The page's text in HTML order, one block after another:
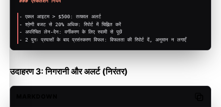
- एकल आइटम > $500: तत्काल अलर्ट
- श्रेणी बजट से 20% अधिक: रिपोर्ट में चिह्नित करें
- अपरिचित लेन-देन: वर्गीकरण के लिए स्वामी से पूछें
- 2 पुनः प्रयासों के बाद प्रसंस्करण विफल: विफलता की रिपोर्ट दें, अनुमान न लगाएँ
उदाहरण 3: निगरानी और अलर्ट (निरंतर)